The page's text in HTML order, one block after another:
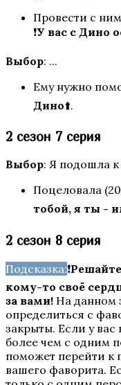
Любовь со Звёзд
Дракула. История
Провести с
❗У вас с Дино
Выбор: ...
Ему нужно
Дино⬆️.
2 сезон 7 серия
Выбор: Я подошла
Поцеловала
тобой, я ты -
2 сезон 8 серия
Подсказка:❗
кому-то своё
за вами! На данном
определиться с
закрыты. Если у
более чем с одним
поможет перейти к
вашего фаворита.